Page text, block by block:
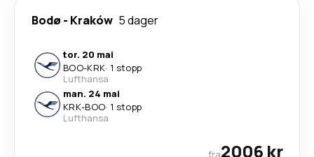
Bodø - Kraków 5 dager
tor. 20 mai
BOO-KRK· 1 stopp
Lufthansa
man. 24 mai
KRK-BOO· 1 stopp
Lufthansa
fra2006 kr